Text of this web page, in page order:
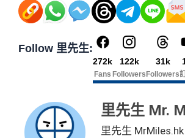
Follow 里先生:
272k
Fans
122k
Followers
31k
Followers
里先生 Mr.
里先生